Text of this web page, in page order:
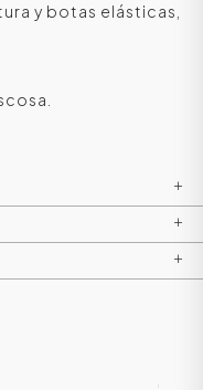
y botas elásticas,
+
+
+